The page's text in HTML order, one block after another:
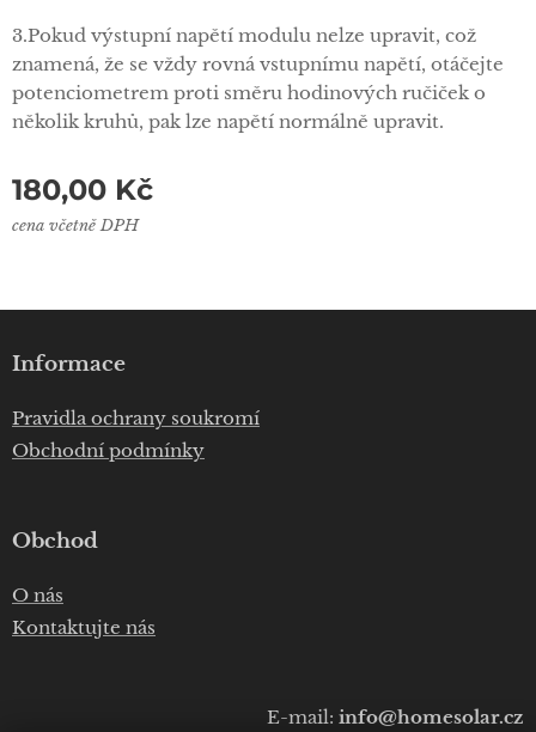
3.Pokud výstupní napětí modulu nelze upravit, což
znamená, že se vždy rovná vstupnímu napětí, otáčejte
potenciometrem proti směru hodinových ručiček o
několik kruhů, pak lze napětí normálně upravit.
180,00 Kč
cena včetně DPH
Informace
Pravidla ochrany soukromí
Obchodní podmínky
Obchod
O nás
Kontaktujte nás
E-mail: info@homesolar.cz